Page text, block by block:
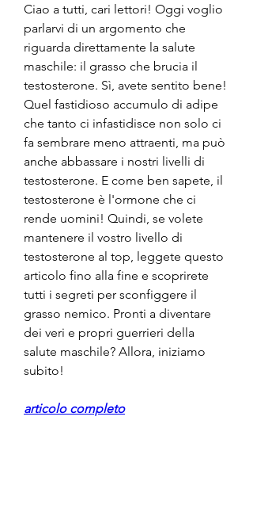
Ciao a tutti, cari lettori! Oggi voglio
parlarvi di un argomento che
riguarda direttamente la salute
maschile: il grasso che brucia il
testosterone. Sì, avete sentito bene!
Quel fastidioso accumulo di adipe
che tanto ci infastidisce non solo ci
fa sembrare meno attraenti, ma può
anche abbassare i nostri livelli di
testosterone. E come ben sapete, il
testosterone è l'ormone che ci
rende uomini! Quindi, se volete
mantenere il vostro livello di
testosterone al top, leggete questo
articolo fino alla fine e scoprirete
tutti i segreti per sconfiggere il
grasso nemico. Pronti a diventare
dei veri e propri guerrieri della
salute maschile? Allora, iniziamo
subito!
articolo completo